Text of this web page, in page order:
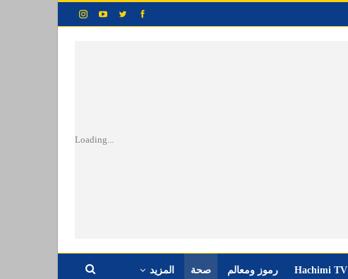
Loading...
Hachimi TV رموز ومعالم صحة المزيد